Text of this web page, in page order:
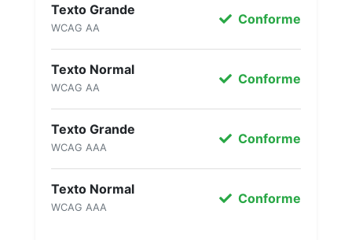
Texto Grande
WCAG AA
Conforme
Texto Normal
WCAG AA
Conforme
Texto Grande
WCAG AAA
Conforme
Texto Normal
WCAG AAA
Conforme